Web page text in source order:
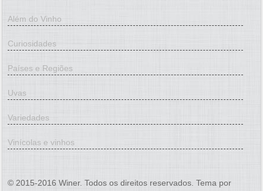
Além do Vinho
Curiosidades
Países e Regiões
Uvas
Variedades
Vinícolas e vinhos
© 2015-2016 Winer. Todos os direitos reservados. Tema por